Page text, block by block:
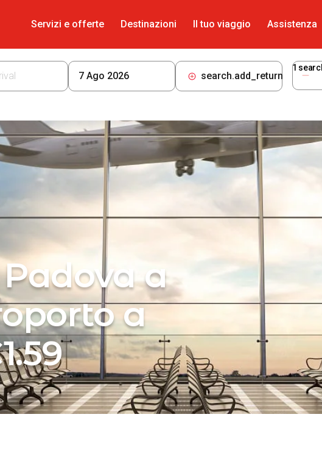
Servizi e offerte Destinazioni Il tuo viaggio Assistenza
a
a
search.add_return
1